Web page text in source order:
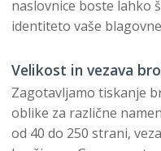
naslovnice boste lahko
identiteto vaše
Velikost in vezava
Zagotavljamo tiskanje
oblike za različne
od 40 do 250 strani,